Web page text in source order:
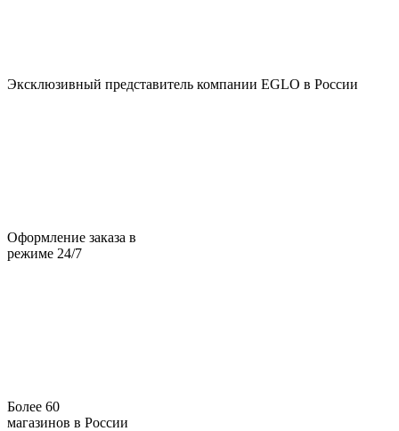
Эксклюзивный представитель компании EGLO в России
Оформление заказа в
режиме 24/7
Более 60
магазинов в России